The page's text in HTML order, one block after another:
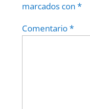
marcados con *
Comentario*